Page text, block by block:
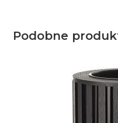
Podobne